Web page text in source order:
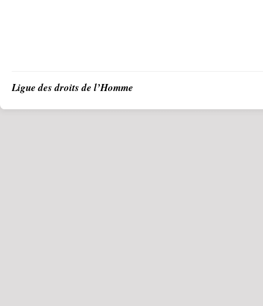
Ligue des droits de l’Homme